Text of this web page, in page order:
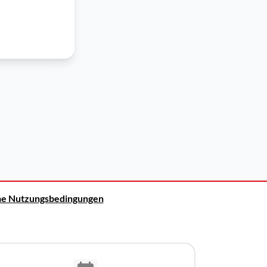
Nutzungsbedingungen